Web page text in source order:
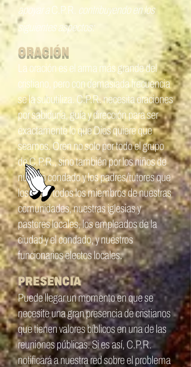
apoyar aC.P.R. contribuyendo en los
siguientes aspectos:
ORACIÓN
La oración es el arma más grande del
cristiano, pero con demasiada frecuencia
se la subutiliza. C.P.R.necesita oraciones
por sabiduría, guía y dirección para ser
exactamente lo que Dios quiere que
seamos. Oren no solo por todo el grupo
deC.P.R., sino también por los niños de
nuestro condado y los padres/tutores que
los crían, todos los miembros de nuestras
comunidades, nuestras iglesias y
pastores locales, los empleados de la
ciudad y el condado, y nuestros
funcionarios electos locales.
PRESENCIA
Puede llegar un momento en que se
necesite una gran presencia de cristianos
que tienen valores bíblicos en una de las
reuniones públicas. Si es así,C.P.R.
notificará a nuestra red sobre el problema